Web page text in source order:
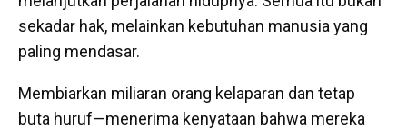
sekadar hak, melainkan kebutuhan manusia yang
paling mendasar.
Membiarkan miliaran orang kelaparan dan tetap
buta huruf—menerima kenyataan bahwa mereka